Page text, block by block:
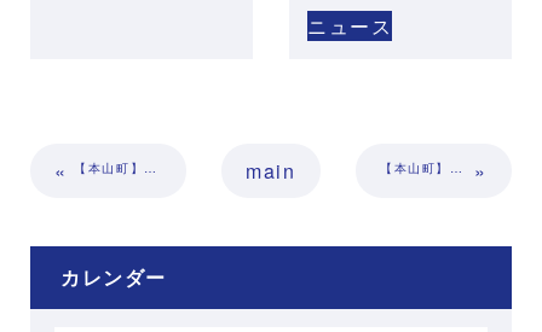
ニュース
« main »
カレンダー